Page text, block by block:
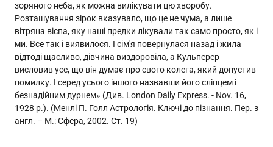
зоряного неба, як можна вилікувати цю хворобу.
Розташування зірок вказувало, що це не чума, а лише
вітряна віспа, яку наші предки лікували так само просто, як і
ми. Все так і виявилося. І сім'я повернулася назад і жила
відтоді щасливо, дівчина виздоровіла, а Кульперер
висловив усе, що він думає про свого колега, який допустив
помилку. І серед усього іншого назвавши його сліпцем і
безнадійним дурнем» (Див. London Daily Express. - Nov. 16,
1928 р.). (Менлі П. Голл Астрологія. Ключі до пізнання. Пер. з
англ. – М.: Сфера, 2002. Ст. 19)